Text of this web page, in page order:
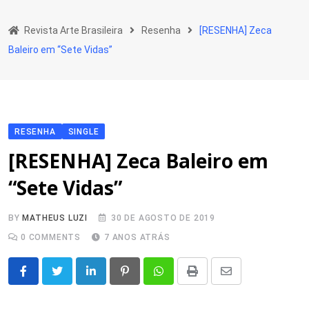
to
content
Revista Arte Brasileira Resenha
[RESENHA] Zeca
Baleiro em “Sete Vidas”
RESENHA SINGLE
[RESENHA] Zeca Baleiro em
“Sete Vidas”
BY MATHEUS LUZI
30 DE AGOSTO DE 2019
0 COMMENTS 7 ANOS ATRÁS
LinkedIn PinterestWhatsappPrint
Share